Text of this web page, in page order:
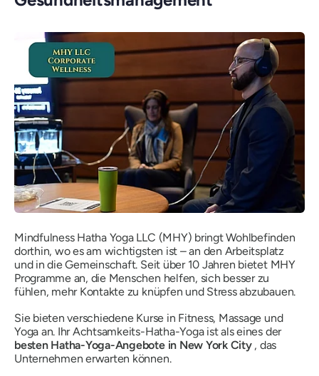
Mindfulness Hatha Yoga LLC (MHY) bringt Wohlbefinden
dorthin, wo es am wichtigsten ist – an den Arbeitsplatz
und in die Gemeinschaft. Seit über 10 Jahren bietet MHY
Programme an, die Menschen helfen, sich besser zu
fühlen, mehr Kontakte zu knüpfen und Stress abzubauen.
Sie bieten verschiedene Kurse in Fitness, Massage und
Yoga an. Ihr Achtsamkeits-Hatha-Yoga ist als eines der
besten Hatha-Yoga-Angebote in New York City, das
Unternehmen erwarten können.